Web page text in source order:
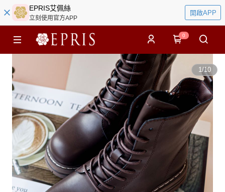
EPRIS艾佩絲
立刻使用官方APP
開啟APP
0
1/10